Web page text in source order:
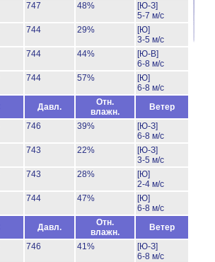
747 48%
[Ю-З]
5-7 м/с
744 29%
[Ю]
3-5 м/с
744 44%
[Ю-В]
6-8 м/с
744 57%
[Ю]
6-8 м/с
Давл.
Отн.
влажн.
Ветер
746 39%
[Ю-З]
6-8 м/с
743 22%
[Ю-З]
3-5 м/с
743 28%
[Ю]
2-4 м/с
744 47%
[Ю]
6-8 м/с
Давл.
Отн.
влажн.
Ветер
746 41%
[Ю-З]
6-8 м/с